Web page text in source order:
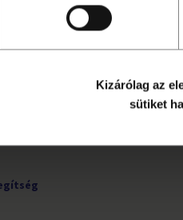
Kizárólag az
sütiket
Facebook
Instagram